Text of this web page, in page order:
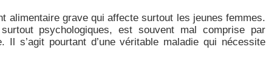
alimentaire grave qui affecte surtout les jeunes femmes.
psychologiques, est souvent mal comprise par
Il s’agit pourtant d’une véritable maladie qui nécessite